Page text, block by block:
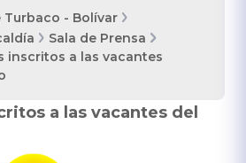
Turbaco - Bolívar
Sala de Prensa
inscritos a las vacantes
a las vacantes del